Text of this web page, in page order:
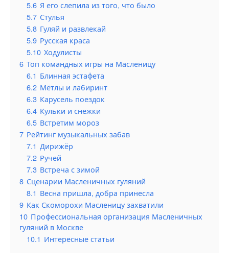
5.6 Я его слепила из того, что было
5.7 Стулья
5.8 Гуляй и развлекай
5.9 Русская краса
5.10 Ходулисты
6 Топ командных игры на Масленицу
6.1 Блинная эстафета
6.2 Мётлы и лабиринт
6.3 Карусель поездок
6.4 Кульки и снежки
6.5 Встретим мороз
7 Рейтинг музыкальных забав
7.1 Дирижёр
7.2 Ручей
7.3 Встреча с зимой
8 Сценарии Масленичных гуляний
8.1 Весна пришла, добра принесла
9 Как Скоморохи Масленицу захватили
10 Профессиональная организация Масленичных
гуляний в Москве
10.1 Интересные статьи